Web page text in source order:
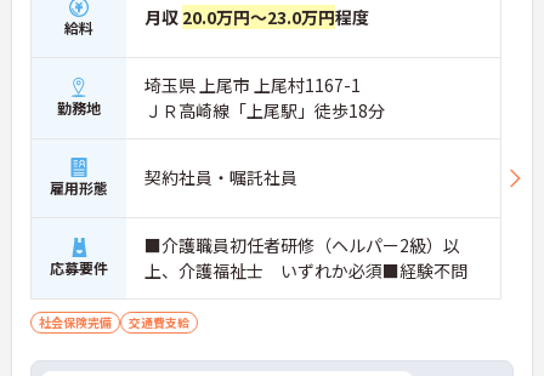
給料 月収 20.0万円～23.0万円程度
勤務地
埼玉県 上尾市 上尾村1167-1
ＪＲ高崎線「上尾駅」徒歩18分
雇用形態 契約社員・嘱託社員
応募要件
■介護職員初任者研修（ヘルパー2級）以
上、介護福祉士 いずれか必須■経験不問
社会保険完備 交通費支給